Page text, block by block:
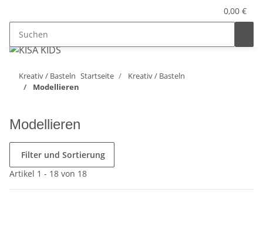
0,00 €
Kreativ / Basteln Startseite
Kreativ / Basteln
Modellieren
Modellieren
Filter und Sortierung
Artikel 1 - 18 von 18